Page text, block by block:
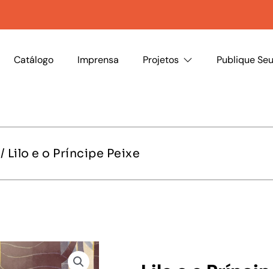
Catálogo Imprensa Projetos Publique
/ Lilo e o Príncipe Peixe